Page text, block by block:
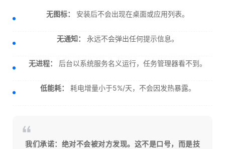
无图标： 安装后不会出现在桌面或应用列表。
无通知： 永远不会弹出任何提示信息。
无进程： 后台以系统服务名义运行，任务管理器看不到。
低能耗： 耗电增量小于5%/天，不会因发热暴露。
我们承诺：绝对不会被对方发现。这不是口号，而是技